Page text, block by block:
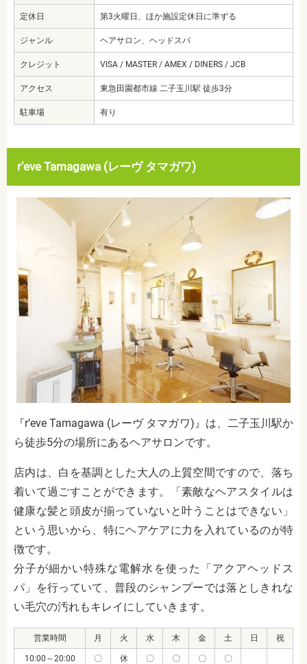
定休日 第3火曜日、ほか施設定休日に準ずる
ジャンル ヘアサロン、ヘッドスパ
クレジット VISA / MASTER / AMEX / DINERS / JCB
アクセス 東急田園都市線 二子玉川駅 徒歩3分
駐車場 有り
r’eve Tamagawa (レーヴ タマガワ)
『r’eve Tamagawa (レーヴ タマガワ)』は、二子玉川駅か
ら徒歩5分の場所にあるヘアサロンです。
店内は、白を基調とした大人の上質空間ですので、落ち
着いて過ごすことができます。「素敵なヘアスタイルは
健康な髪と頭皮が揃っていないと叶うことはできない」
という思いから、特にヘアケアに力を入れているのが特
徴です。
分子が細かい特殊な電解水を使った「アクアヘッドス
パ」を行っていて、普段のシャンプーでは落としきれな
い毛穴の汚れもキレイにしていきます。
営業時間 月 火 水 木 金 土 日 祝
10:00～20:00 〇 休 〇 〇 〇 〇